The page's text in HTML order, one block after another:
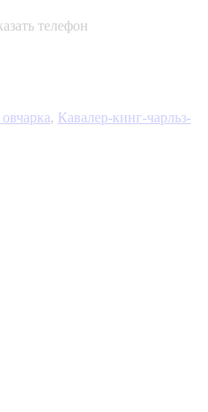
телефон
, Кавалер-кинг-чарльз-